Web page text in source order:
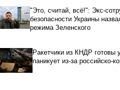
"Это, считай, всё!": Экс-
безопасности Украины
режима Зеленского
Ракетчики из КНДР готовы
паникует из-за российско-